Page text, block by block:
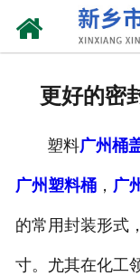
更好的密
塑料广州桶
广州塑料桶， 广
的常用封装形式
寸。尤其在化工